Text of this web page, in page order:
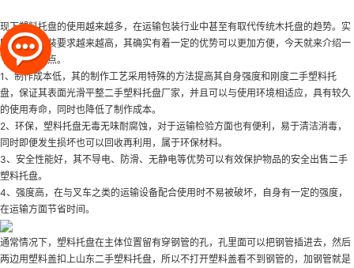
现下塑料托盘的使用越来越多，在运输包装行业中甚至有取代传统木托盘的趋势。实
际上随着包装要求越来越高，其确实有着一定的优势可以更加方便，今天就来介绍一
下有哪些优点。
1、制作成本低，其的制作工艺采用特殊的方法提高其自身强度和刚度二手塑料托
盘，保证其表面光滑平整二手塑料托盘厂家 ，并且可以与使用环境相适应，具有较久
的使用寿命，同时也降低了制作成本。
2、环保，塑料托盘无毒无味耐腐蚀，对于运输检验方面也有便利，易于清洁消毒，
同时即便发生损坏也可以回收再利用，属于环保材料。
3、安全性能好，其不导电、防滑、无静电等优势可以有效保护物品的安全出售二手
塑料托盘。
4、强度高，在与叉车之类的运输设备配合使用时不易被破坏，自身有一定的强度，
在运输方面节省时间。
通常情况下，塑料托盘在主体位置留有穿钢管的孔，孔里面可以把钢管插进去，然后
两边用塑料盖扣上山东二手塑料托盘，所以不打开塑料盖看不到钢管的，加钢管就是